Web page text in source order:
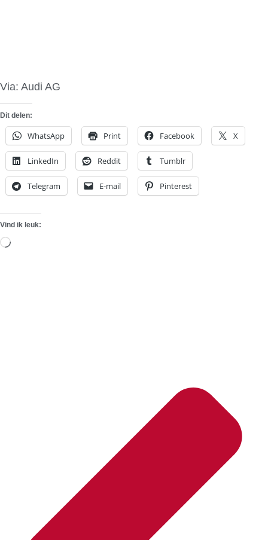
Via: Audi AG
Dit delen:
WhatsApp Print Facebook X
LinkedIn Reddit Tumblr
Telegram E-mail Pinterest
Vind ik leuk:
Aan